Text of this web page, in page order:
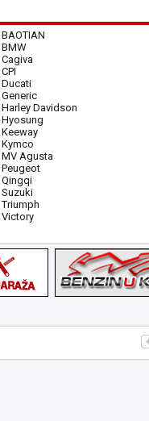
BAOTIAN
BMW
Cagiva
CPI
Ducati
Generic
Harley Davidson
Hyosung
Keeway
Kymco
MV Agusta
Peugeot
Qingqi
Suzuki
Triumph
Victory